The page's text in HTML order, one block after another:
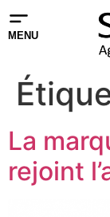
MENU
La
rejoint